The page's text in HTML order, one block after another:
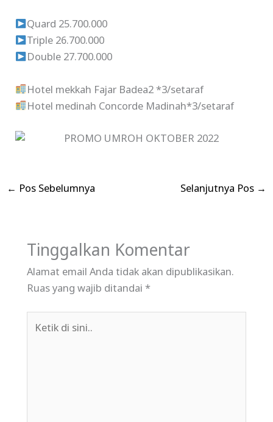
Quard 25.700.000
Triple 26.700.000
Double 27.700.000
Hotel mekkah Fajar Badea2 *3/setaraf
Hotel medinah Concorde Madinah*3/setaraf
← Pos Sebelumnya Selanjutnya Pos →
Tinggalkan Komentar
Alamat email Anda tidak akan dipublikasikan.
Ruas yang wajib ditandai *